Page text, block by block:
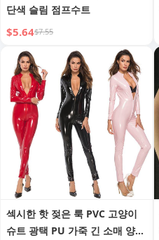
단색 슬림 점프수트
$5.64$7.55
섹시한 핫 젖은 룩 PVC 고양이
슈트 광택 PU 가죽 긴 소매 양방